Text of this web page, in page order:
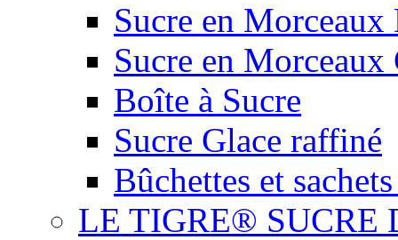
Sucre en
Sucre en Morceaux
Boîte à Sucre
Sucre Glace raffiné
Bûchettes et
LE TIGRE® SUCRE